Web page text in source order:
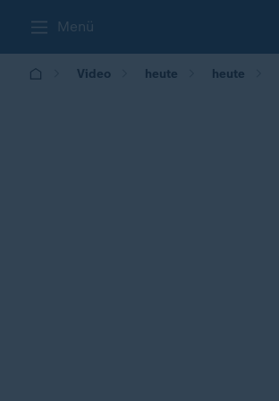
Menü
Video heute heute